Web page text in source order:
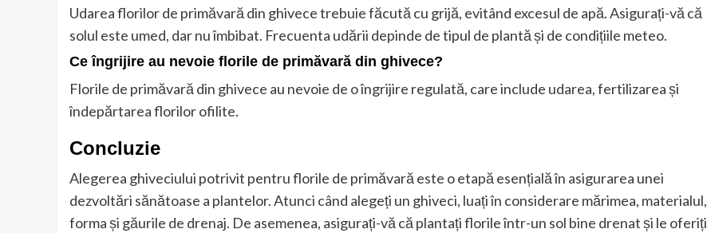
Udarea florilor de primăvară din ghivece trebuie făcută cu grijă, evitând excesul de apă. Asigurați-vă că
solul este umed, dar nu îmbibat. Frecuenta udării depinde de tipul de plantă și de condițiile meteo.
Ce îngrijire au nevoie florile de primăvară din ghivece?
Florile de primăvară din ghivece au nevoie de o îngrijire regulată, care include udarea, fertilizarea și
îndepărtarea florilor ofilite.
Concluzie
Alegerea ghiveciului potrivit pentru florile de primăvară este o etapă esențială în asigurarea unei
dezvoltări sănătoase a plantelor. Atunci când alegeți un ghiveci, luați în considerare mărimea, materialul,
forma și găurile de drenaj. De asemenea, asigurați-vă că plantați florile într-un sol bine drenat și le oferiți